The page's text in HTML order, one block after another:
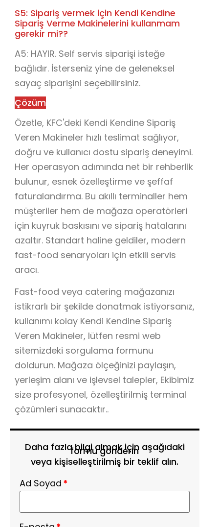
S5: Sipariş vermek için Kendi Kendine
Sipariş Verme Makinelerini kullanmam
gerekir mi??
A5: HAYIR. Self servis siparişi isteğe
bağlıdır. İsterseniz yine de geleneksel
sayaç siparişini seçebilirsiniz.
Çözüm
Özetle, KFC'deki Kendi Kendine Sipariş
Veren Makineler hızlı teslimat sağlıyor,
doğru ve kullanıcı dostu sipariş deneyimi.
Her operasyon adımında net bir rehberlik
bulunur, esnek özelleştirme ve şeffaf
faturalandırma. Bu akıllı terminaller hem
müşteriler hem de mağaza operatörleri
için kuyruk baskısını ve sipariş hatalarını
azaltır. Standart haline geldiler, modern
fast-food senaryoları için etkili servis
aracı.
Fast-food veya catering mağazanızı
istikrarlı bir şekilde donatmak istiyorsanız,
kullanımı kolay Kendi Kendine Sipariş
Veren Makineler, lütfen resmi web
sitemizdeki sorgulama formunu
doldurun. Mağaza ölçeğinizi paylaşın,
yerleşim alanı ve işlevsel talepler, Ekibimiz
size profesyonel, özelleştirilmiş terminal
çözümleri sunacaktır..
Daha fazla bilgi almak için aşağıdaki
formu gönderin
veya kişiselleştirilmiş bir teklif alın.
Ad Soyad *